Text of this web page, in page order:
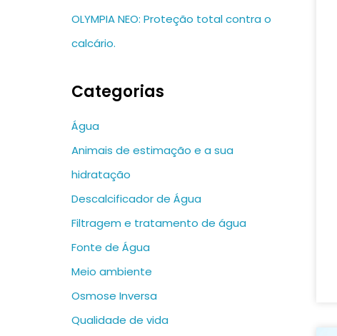
OLYMPIA NEO: Proteção total contra o
calcário.
Categorias
Água
Animais de estimação e a sua
hidratação
Descalcificador de Água
Filtragem e tratamento de água
Fonte de Água
Meio ambiente
Osmose Inversa
Qualidade de vida